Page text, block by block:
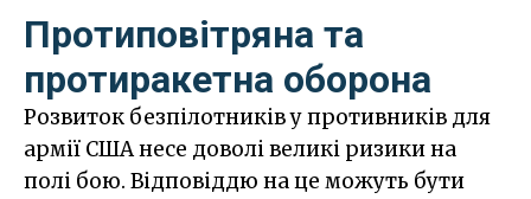
Протиповітряна та
протиракетна оборона
Розвиток безпілотників у противників для
армії США несе доволі великі ризики на
полі бою. Відповіддю на це можуть бути